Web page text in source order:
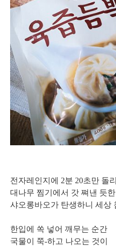
전자레인지에 2분 20초만 돌
대나무 찜기에서 갓 쪄낸 듯한
샤오롱바오가 탄생하니 세상
한입에 쏙 넣어 깨무는 순간
국물이 쭉-하고 나오는 것이